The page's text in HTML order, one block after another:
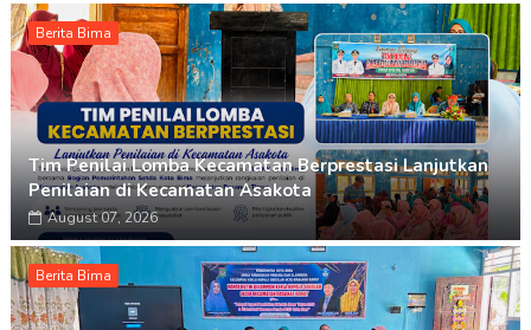
Berita Bima
Tim Penilai Lomba Kecamatan Berprestasi Lanjutkan
Penilaian di Kecamatan Asakota
August 07, 2026
Berita Bima